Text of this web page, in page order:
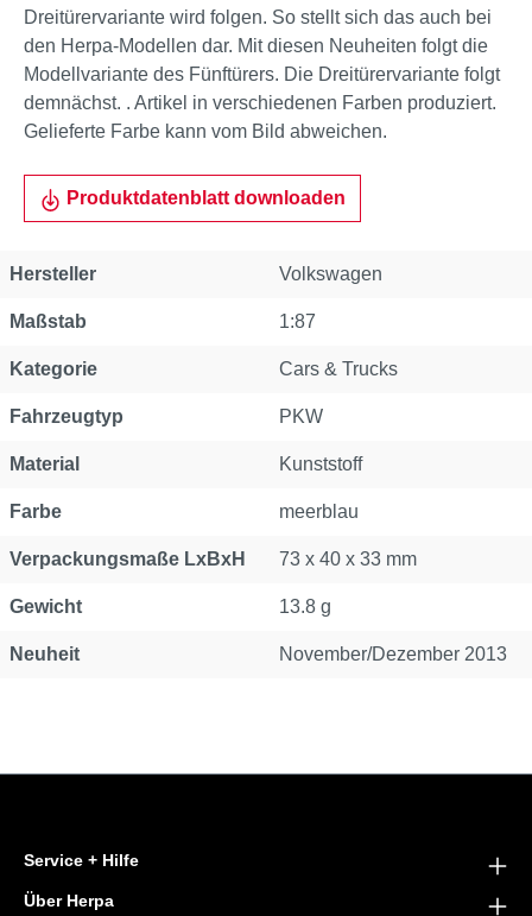
Dreitürervariante wird folgen. So stellt sich das auch bei
den Herpa-Modellen dar. Mit diesen Neuheiten folgt die
Modellvariante des Fünftürers. Die Dreitürervariante folgt
demnächst. . Artikel in verschiedenen Farben produziert.
Gelieferte Farbe kann vom Bild abweichen.
Produktdatenblatt downloaden
Hersteller Volkswagen
Maßstab 1:87
Kategorie Cars & Trucks
Fahrzeugtyp PKW
Material Kunststoff
Farbe meerblau
Verpackungsmaße LxBxH 73 x 40 x 33 mm
Gewicht 13.8 g
Neuheit November/Dezember 2013
Service + Hilfe
Über Herpa